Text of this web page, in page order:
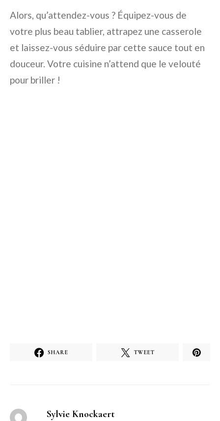
Alors, qu’attendez-vous ? Équipez-vous de
votre plus beau tablier, attrapez une casserole
et laissez-vous séduire par cette sauce tout en
douceur. Votre cuisine n’attend que le velouté
pour briller !
SHARE TWEET
Sylvie Knockaert